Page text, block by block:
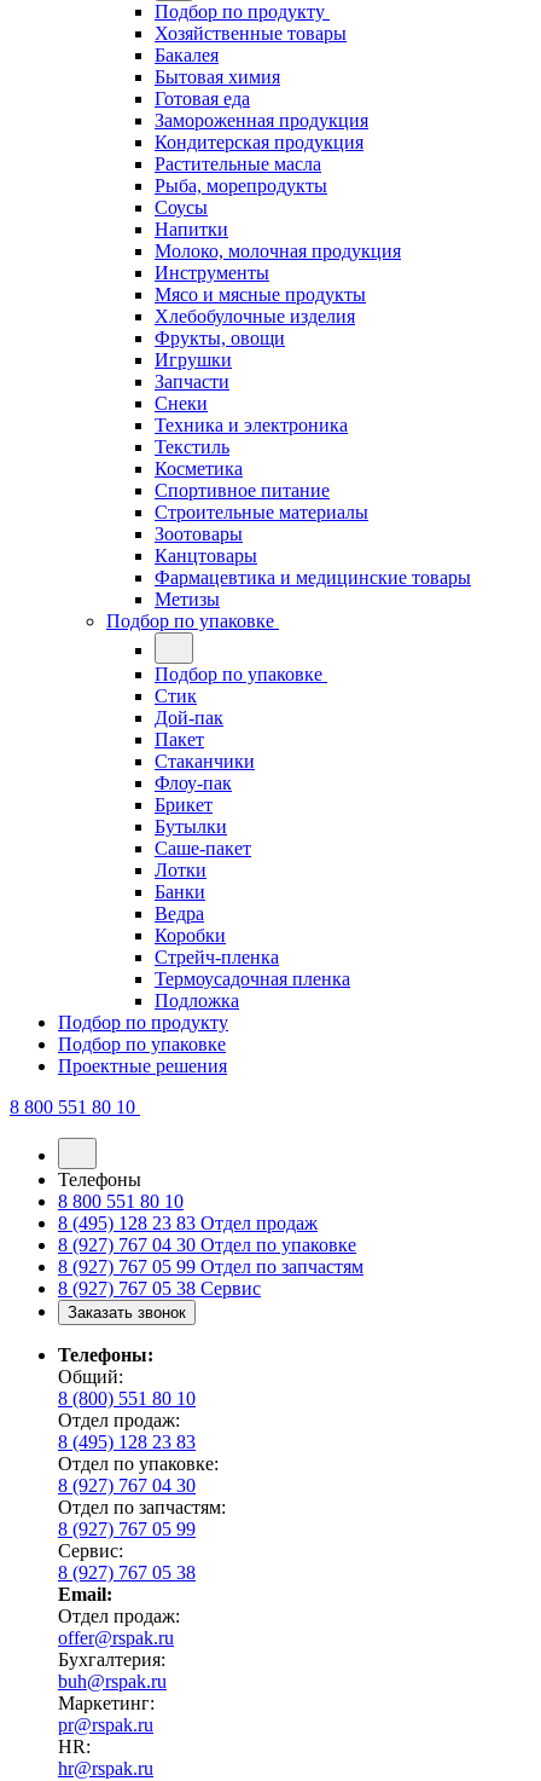
Подбор по продукту
Хозяйственные товары
Бакалея
Бытовая химия
Готовая еда
Замороженная продукция
Кондитерская продукция
Растительные масла
Рыба, морепродукты
Соусы
Напитки
Молоко, молочная продукция
Инструменты
Мясо и мясные продукты
Хлебобулочные изделия
Фрукты, овощи
Игрушки
Запчасти
Снеки
Техника и электроника
Текстиль
Косметика
Спортивное питание
Строительные материалы
Зоотовары
Канцтовары
Фармацевтика и медицинские товары
Метизы
Подбор по упаковке
Подбор по упаковке
Стик
Дой-пак
Пакет
Стаканчики
Флоу-пак
Брикет
Бутылки
Саше-пакет
Лотки
Банки
Ведра
Коробки
Стрейч-пленка
Термоусадочная пленка
Подложка
Подбор по продукту
Подбор по упаковке
Проектные решения
8 800 551 80 10
Телефоны
8 800 551 80 10
8 (495) 128 23 83 Отдел продаж
8 (927) 767 04 30 Отдел по упаковке
8 (927) 767 05 99 Отдел по запчастям
8 (927) 767 05 38 Сервис
Заказать звонок
Телефоны:
Общий:
8 (800) 551 80 10
Отдел продаж:
8 (495) 128 23 83
Отдел по упаковке:
8 (927) 767 04 30
Отдел по запчастям:
8 (927) 767 05 99
Сервис:
8 (927) 767 05 38
Email:
Отдел продаж:
offer@rspak.ru
Бухгалтерия:
buh@rspak.ru
Маркетинг:
pr@rspak.ru
HR:
hr@rspak.ru